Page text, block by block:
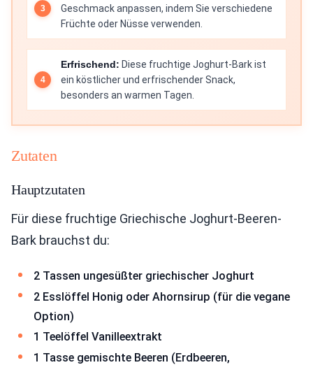
Geschmack anpassen, indem Sie verschiedene
Früchte oder Nüsse verwenden.
Erfrischend: Diese fruchtige Joghurt-Bark ist
ein köstlicher und erfrischender Snack,
besonders an warmen Tagen.
Zutaten
Hauptzutaten
Für diese fruchtige Griechische Joghurt-Beeren-
Bark brauchst du:
2 Tassen ungesüßter griechischer Joghurt
2 Esslöffel Honig oder Ahornsirup (für die vegane
Option)
1 Teelöffel Vanilleextrakt
1 Tasse gemischte Beeren (Erdbeeren,